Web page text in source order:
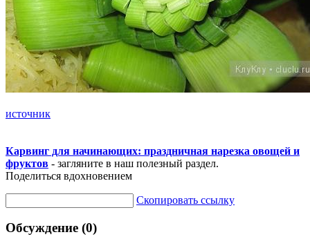
источник
Карвинг для начинающих: праздничная нарезка овощей и
фруктов - загляните в наш полезный раздел.
Поделиться вдохновением
Скопировать ссылку
Обсуждение (0)